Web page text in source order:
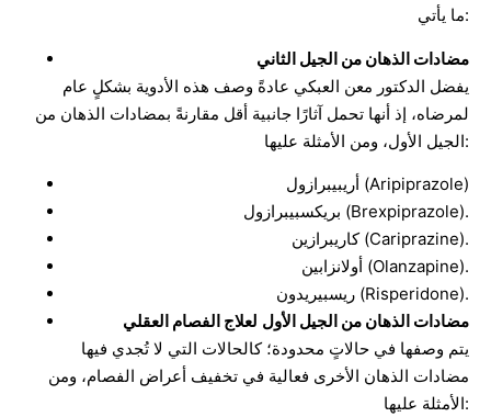
ما يأتي:
مضادات الذهان من الجيل الثاني
يفضل الدكتور معن العبكي عادةً وصف هذه الأدوية بشكلٍ عام
لمرضاه، إذ أنها تحمل آثارًا جانبية أقل مقارنةً بمضادات الذهان من
الجيل الأول، ومن الأمثلة عليها:
أريبيبرازول (Aripiprazole)
بريكسبيبرازول (Brexpiprazole).
كاريبرازين (Cariprazine).
أولانزابين (Olanzapine).
ريسبيريدون (Risperidone).
مضادات الذهان من الجيل الأول لعلاج الفصام العقلي
يتم وصفها في حالاتٍ محدودة؛ كالحالات التي لا تُجدي فيها
مضادات الذهان الأخرى فعالية في تخفيف أعراض الفصام، ومن
الأمثلة عليها: